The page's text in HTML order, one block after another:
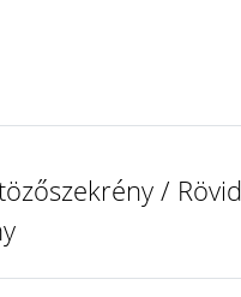
/